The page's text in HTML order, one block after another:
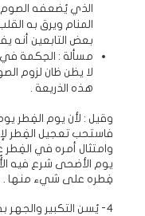
الذي يُضعفه الصوم
المنام ويرق به
بعض التابعين أنه
مسألة : الحِكمة في
لا يظن ظان لزوم
هذه الذريعة .
وقيل : لأن يوم الفِطر
فاستحب تعجيل الفِطر
وامتثال أمره في
يوم الأضحى شرع فيه
فِطره على شيء منها .
4- يُسن التكبير والجهر به في أيام العيد :